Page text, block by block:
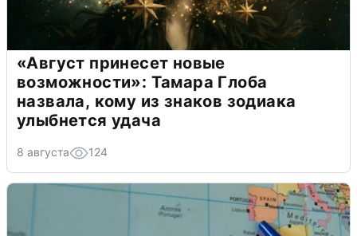
«Август принесет новые
возможности»: Тамара Глоба
назвала, кому из знаков зодиака
улыбнется удача
8 августа 124